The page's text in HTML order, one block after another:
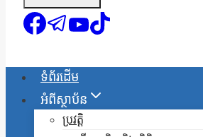
ទំព័រដើម
អំពីស្ថាប័ន
ប្រវត្តិ